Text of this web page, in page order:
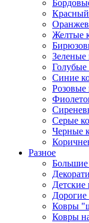
Красный
Желтые
Зеленые
Голубые
Синие
Розовые
Серые
Черные
Разное
Детские
Ковры
Ковры